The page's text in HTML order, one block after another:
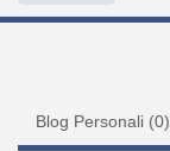
Blog Personali (0)